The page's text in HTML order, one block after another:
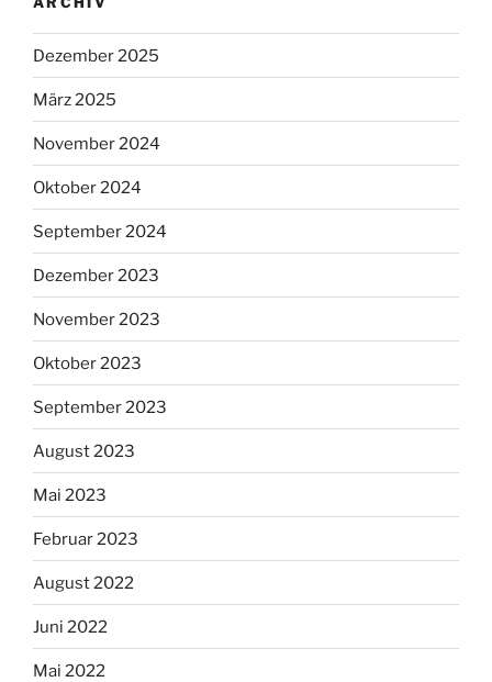
Dezember 2025
März 2025
November 2024
Oktober 2024
September 2024
Dezember 2023
November 2023
Oktober 2023
September 2023
August 2023
Mai 2023
Februar 2023
August 2022
Juni 2022
Mai 2022